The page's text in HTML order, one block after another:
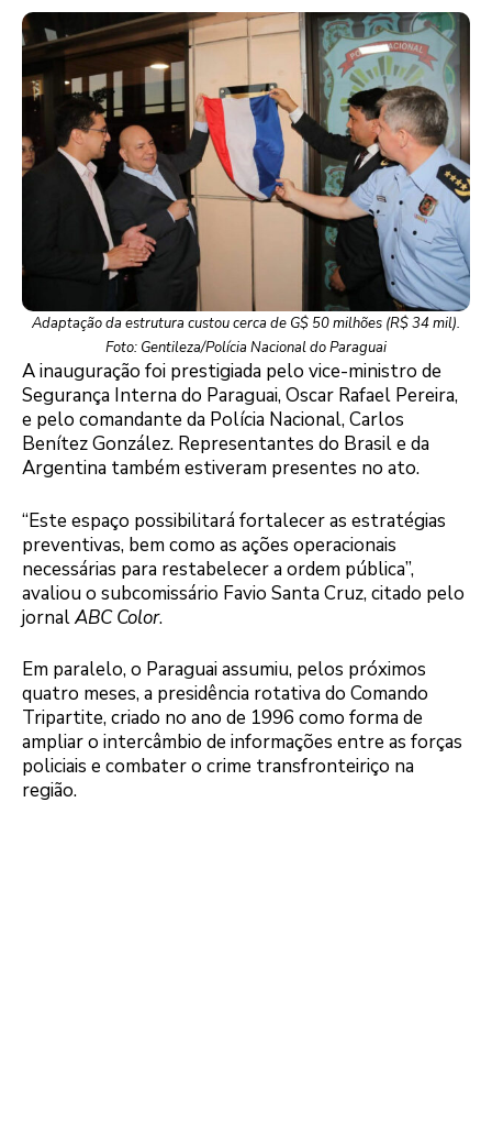
Adaptação da estrutura custou cerca de G$ 50 milhões (R$ 34 mil).
Foto: Gentileza/Polícia Nacional do Paraguai
A inauguração foi prestigiada pelo vice-ministro de
Segurança Interna do Paraguai, Oscar Rafael Pereira,
e pelo comandante da Polícia Nacional, Carlos
Benítez González. Representantes do Brasil e da
Argentina também estiveram presentes no ato.
“Este espaço possibilitará fortalecer as estratégias
preventivas, bem como as ações operacionais
necessárias para restabelecer a ordem pública”,
avaliou o subcomissário Favio Santa Cruz, citado pelo
jornalABC Color.
Em paralelo, o Paraguai assumiu, pelos próximos
quatro meses, a presidência rotativa do Comando
Tripartite, criado no ano de 1996 como forma de
ampliar o intercâmbio de informações entre as forças
policiais e combater o crime transfronteiriço na
região.